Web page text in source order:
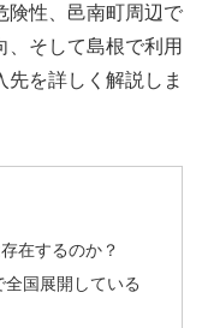
険性、邑南町周辺で
、そして島根で利用
を詳しく解説しま
在するのか？
国展開している